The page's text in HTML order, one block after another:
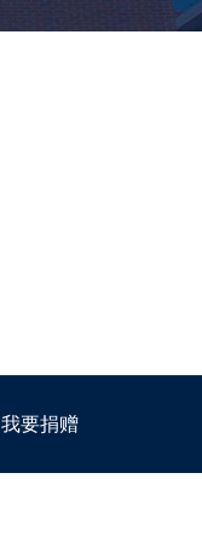
我要捐赠